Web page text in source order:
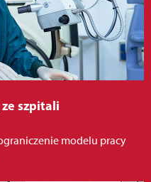
szpitali
modelu pracy